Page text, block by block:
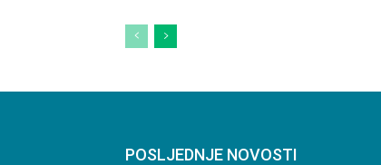
POSLJEDNJE NOVOSTI